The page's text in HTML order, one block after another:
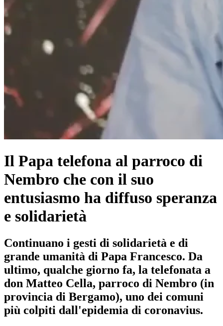
Il Papa telefona al parroco di
Nembro che con il suo
entusiasmo ha diffuso speranza
e solidarietà
Continuano i gesti di solidarietà e di
grande umanità di Papa Francesco. Da
ultimo, qualche giorno fa, la telefonata a
don Matteo Cella, parroco di Nembro (in
provincia di Bergamo), uno dei comuni
più colpiti dall'epidemia di coronavius.